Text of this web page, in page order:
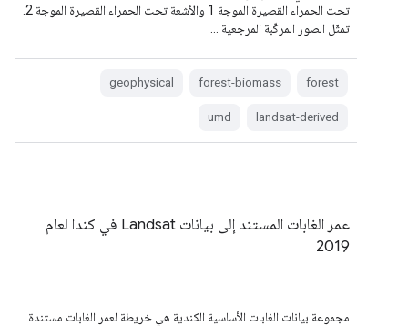
تمثّل الصور المركّبة المرجعية …
forest
forest-biomass
geophysical
landsat-derived
umd
عمر الغابات المستند إلى بيانات Landsat في كندا لعام
2019
مجموعة بيانات الغابات الأساسية الكندية هي خريطة لعمر الغابات مستندة